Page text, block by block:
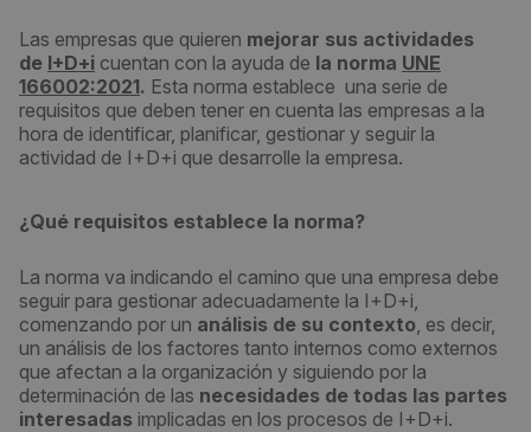
Las empresas que quieren mejorar sus actividades
de I+D+i cuentan con la ayuda de la norma UNE
166002:2021. Esta norma establece una serie de
requisitos que deben tener en cuenta las empresas a la
hora de identificar, planificar, gestionar y seguir la
actividad de I+D+i que desarrolle la empresa.
¿Qué requisitos establece la norma?
La norma va indicando el camino que una empresa debe
seguir para gestionar adecuadamente la I+D+i,
comenzando por un análisis de su contexto, es decir,
un análisis de los factores tanto internos como externos
que afectan a la organización y siguiendo por la
determinación de las necesidades de todas las partes
interesadas implicadas en los procesos de I+D+i.